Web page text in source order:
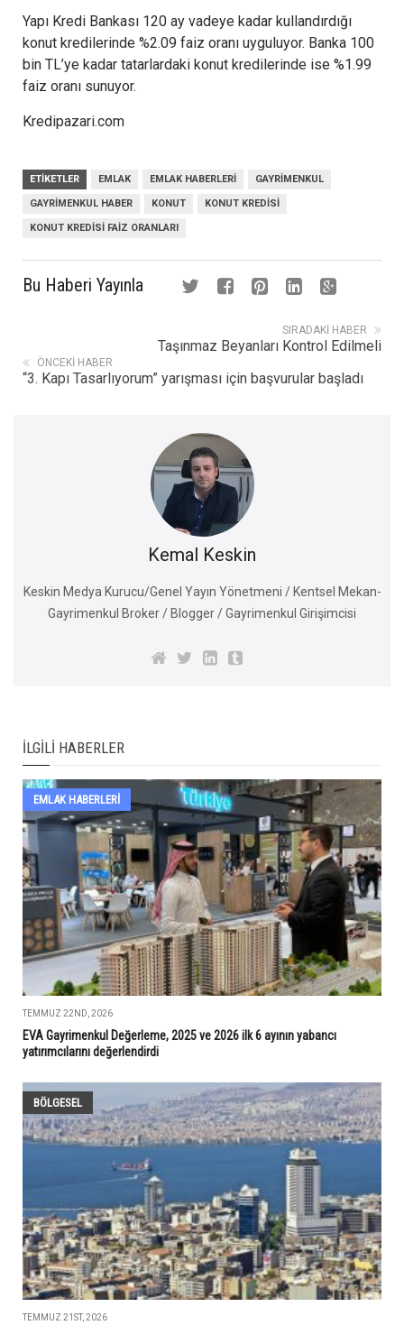
Yapı Kredi Bankası 120 ay vadeye kadar kullandırdığı
konut kredilerinde %2.09 faiz oranı uyguluyor. Banka 100
bin TL’ye kadar tatarlardaki konut kredilerinde ise %1.99
faiz oranı sunuyor.
Kredipazari.com
ETIKETLER EMLAK EMLAK HABERLERI GAYRIMENKUL
GAYRIMENKUL HABER KONUT KONUT KREDISI
KONUT KREDISI FAIZ ORANLARI
Bu Haberi Yayınla
SIRADAKI HABER
Taşınmaz Beyanları Kontrol Edilmeli
ÖNCEKI HABER
“3. Kapı Tasarlıyorum” yarışması için başvurular başladı
Kemal Keskin
Keskin Medya Kurucu/Genel Yayın Yönetmeni / Kentsel Mekan-
Gayrimenkul Broker / Blogger / Gayrimenkul Girişimcisi
İLGILI HABERLER
EMLAK HABERLERI
TEMMUZ 22ND, 2026
EVA Gayrimenkul Değerleme, 2025 ve 2026 ilk 6 ayının yabancı
yatırımcılarını değerlendirdi
BÖLGESEL
TEMMUZ 21ST, 2026